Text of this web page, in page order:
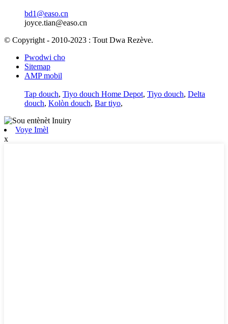
bd1@easo.cn
joyce.tian@easo.cn
© Copyright - 2010-2023 : Tout Dwa Rezève.
Pwodwi cho
Sitemap
AMP mobil
Tap douch, Tiyo douch Home Depot, Tiyo douch, Delta
douch, Kolòn douch, Bar tiyo,
Voye Imèl
x